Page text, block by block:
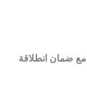
مع ضمان انطلاقة